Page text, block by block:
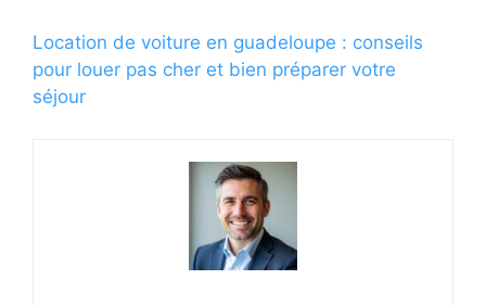
Location de voiture en guadeloupe : conseils
pour louer pas cher et bien préparer votre
séjour